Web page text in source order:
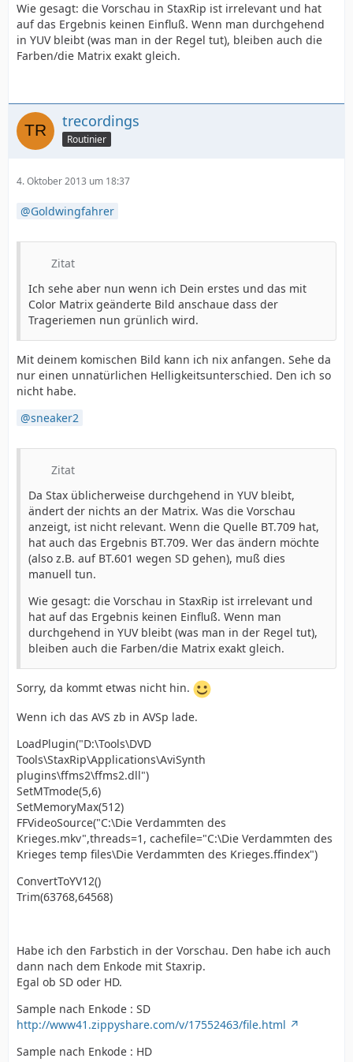
Wie gesagt: die Vorschau in StaxRip ist irrelevant und hat
auf das Ergebnis keinen Einfluß. Wenn man durchgehend
in YUV bleibt (was man in der Regel tut), bleiben auch die
Farben/die Matrix exakt gleich.
trecordings
Routinier
4. Oktober 2013 um 18:37
Goldwingfahrer
Zitat
Ich sehe aber nun wenn ich Dein erstes und das mit
Color Matrix geänderte Bild anschaue dass der
Trageriemen nun grünlich wird.
Mit deinem komischen Bild kann ich nix anfangen. Sehe da
nur einen unnatürlichen Helligkeitsunterschied. Den ich so
nicht habe.
sneaker2
Zitat
Da Stax üblicherweise durchgehend in YUV bleibt,
ändert der nichts an der Matrix. Was die Vorschau
anzeigt, ist nicht relevant. Wenn die Quelle BT.709 hat,
hat auch das Ergebnis BT.709. Wer das ändern möchte
(also z.B. auf BT.601 wegen SD gehen), muß dies
manuell tun.
Wie gesagt: die Vorschau in StaxRip ist irrelevant und
hat auf das Ergebnis keinen Einfluß. Wenn man
durchgehend in YUV bleibt (was man in der Regel tut),
bleiben auch die Farben/die Matrix exakt gleich.
Sorry, da kommt etwas nicht hin.
Wenn ich das AVS zb in AVSp lade.
LoadPlugin("D:\Tools\DVD
Tools\StaxRip\Applications\AviSynth
plugins\ffms2\ffms2.dll")
SetMTmode(5,6)
SetMemoryMax(512)
FFVideoSource("C:\Die Verdammten des
Krieges.mkv",threads=1, cachefile="C:\Die Verdammten des
Krieges temp files\Die Verdammten des Krieges.ffindex")
ConvertToYV12()
Trim(63768,64568)
Habe ich den Farbstich in der Vorschau. Den habe ich auch
dann nach dem Enkode mit Staxrip.
Egal ob SD oder HD.
Sample nach Enkode : SD
http://www41.zippyshare.com/v/17552463/file.html
Sample nach Enkode : HD